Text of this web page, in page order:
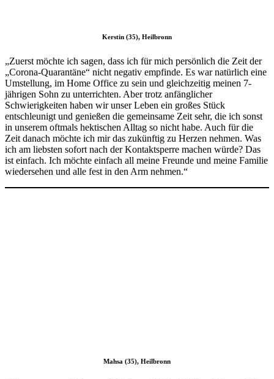
Kerstin (35), Heilbronn
„Zuerst möchte ich sagen, dass ich für mich persönlich die Zeit der
„Corona-Quarantäne“ nicht negativ empfinde. Es war natürlich eine
Umstellung, im Home Office zu sein und gleichzeitig meinen 7-
jährigen Sohn zu unterrichten. Aber trotz anfänglicher
Schwierigkeiten haben wir unser Leben ein großes Stück
entschleunigt und genießen die gemeinsame Zeit sehr, die ich sonst
in unserem oftmals hektischen Alltag so nicht habe. Auch für die
Zeit danach möchte ich mir das zukünftig zu Herzen nehmen. Was
ich am liebsten sofort nach der Kontaktsperre machen würde? Das
ist einfach. Ich möchte einfach all meine Freunde und meine Familie
wiedersehen und alle fest in den Arm nehmen.“
Mahsa (35), Heilbronn